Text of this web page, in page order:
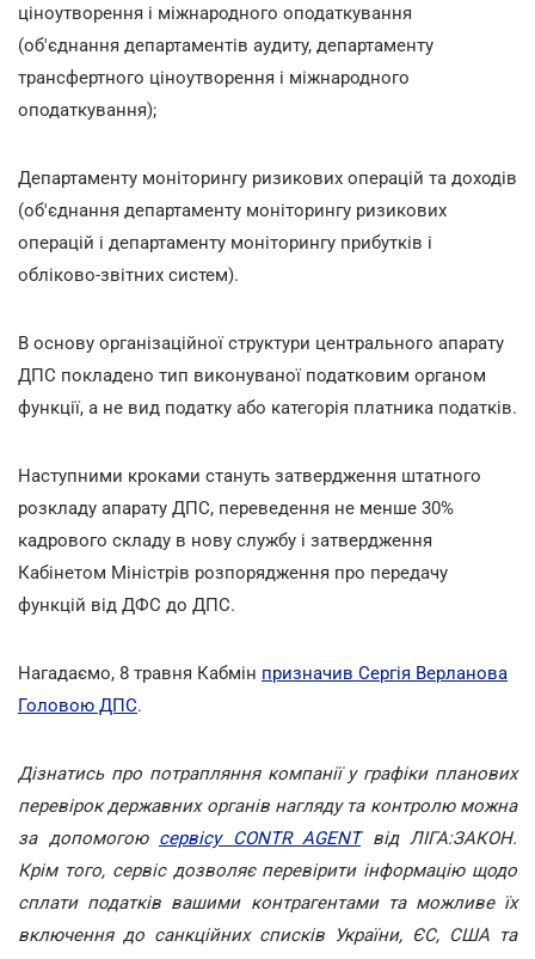
ціноутворення і міжнародного оподаткування
(об'єднання департаментів аудиту, департаменту
трансфертного ціноутворення і міжнародного
оподаткування);
Департаменту моніторингу ризикових операцій та доходів
(об'єднання департаменту моніторингу ризикових
операцій і департаменту моніторингу прибутків і
обліково-звітних систем).
В основу організаційної структури центрального апарату
ДПС покладено тип виконуваної податковим органом
функції, а не вид податку або категорія платника податків.
Наступними кроками стануть затвердження штатного
розкладу апарату ДПС, переведення не менше 30%
кадрового складу в нову службу і затвердження
Кабінетом Міністрів розпорядження про передачу
функцій від ДФС до ДПС.
Нагадаємо, 8 травня Кабмін призначив Сергія Верланова
Головою ДПС.
Дізнатись про потрапляння компанії у графіки планових
перевірок державних органів нагляду та контролю можна
за допомогою сервісу CONTR AGENTвід ЛІГА:ЗАКОН.
Крім того, сервіс дозволяє перевірити інформацію щодо
сплати податків вашими контрагентами та можливе їх
включення до санкційних списків України, ЄС, США та